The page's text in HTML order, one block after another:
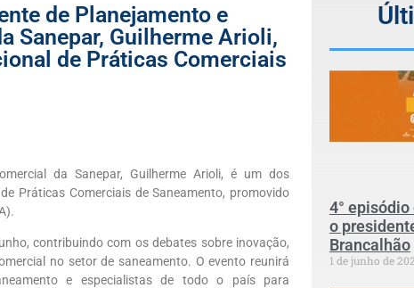
de Planejamento e
Sanepar, Guilherme Arioli,
de Práticas Comerciais
da Sanepar, Guilherme Arioli, é um dos
Práticas Comerciais de Saneamento, promovido
contribuindo com os debates sobre inovação,
no setor de saneamento. O evento reunirá
e especialistas de todo o país para
4°
o
Brancalhão
1 de junho de